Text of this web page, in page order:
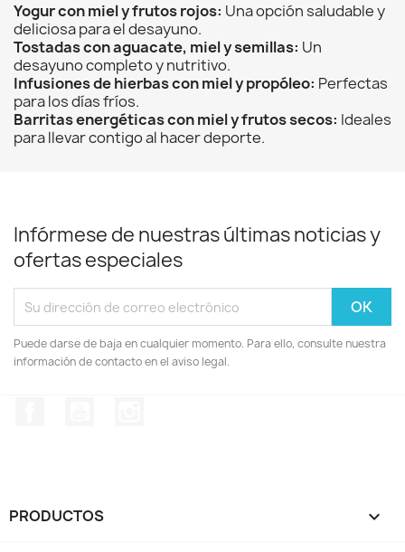
Yogur con miel y frutos rojos: Una opción saludable y
deliciosa para el desayuno.
Tostadas con aguacate, miel y semillas: Un
desayuno completo y nutritivo.
Infusiones de hierbas con miel y propóleo: Perfectas
para los días fríos.
Barritas energéticas con miel y frutos secos: Ideales
para llevar contigo al hacer deporte.
Infórmese de nuestras últimas noticias y
ofertas especiales
Puede darse de baja en cualquier momento. Para ello, consulte nuestra
información de contacto en el aviso legal.
PRODUCTOS 